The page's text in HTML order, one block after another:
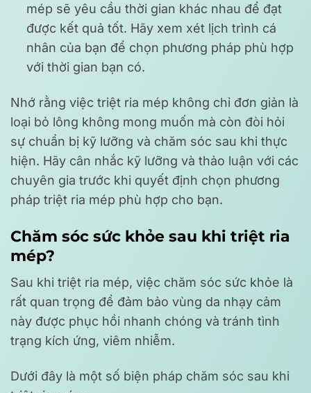
mép sẽ yêu cầu thời gian khác nhau để đạt
được kết quả tốt. Hãy xem xét lịch trình cá
nhân của bạn để chọn phương pháp phù hợp
với thời gian bạn có.
Nhớ rằng việc triệt ria mép không chỉ đơn giản là
loại bỏ lông không mong muốn mà còn đòi hỏi
sự chuẩn bị kỹ lưỡng và chăm sóc sau khi thực
hiện. Hãy cân nhắc kỹ lưỡng và thảo luận với các
chuyên gia trước khi quyết định chọn phương
pháp triệt ria mép phù hợp cho bạn.
Chăm sóc sức khỏe sau khi triệt ria
mép?
Sau khi triệt ria mép, việc chăm sóc sức khỏe là
rất quan trọng để đảm bảo vùng da nhạy cảm
này được phục hồi nhanh chóng và tránh tình
trạng kích ứng, viêm nhiễm.
Dưới đây là một số biện pháp chăm sóc sau khi